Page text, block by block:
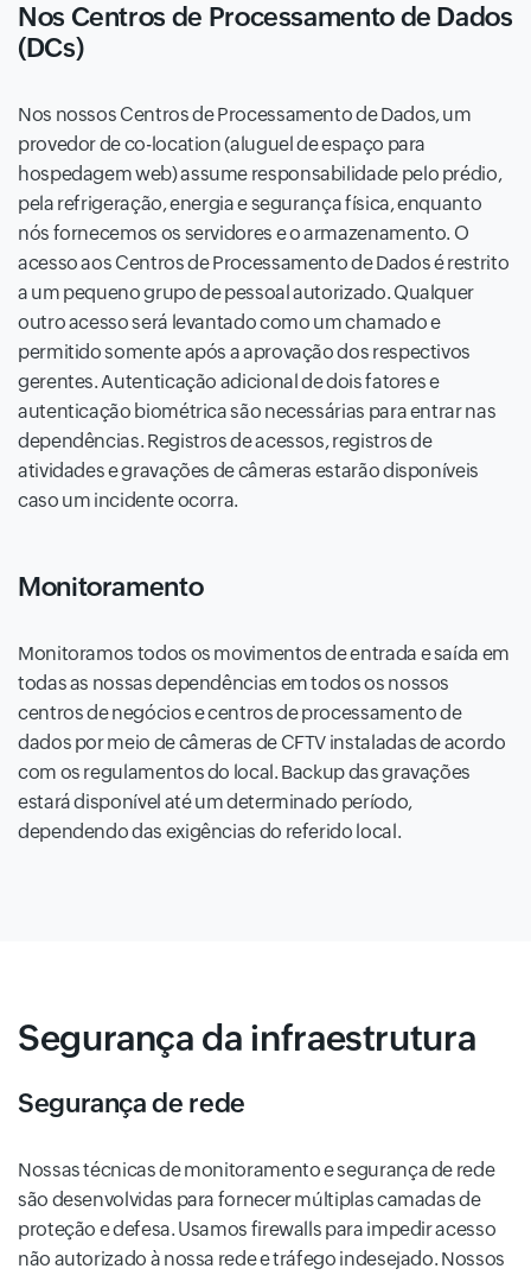
Nos Centros de Processamento de Dados
(DCs)
Nos nossos Centros de Processamento de Dados, um
provedor de co-location (aluguel de espaço para
hospedagem web) assume responsabilidade pelo prédio,
pela refrigeração, energia e segurança física, enquanto
nós fornecemos os servidores e o armazenamento. O
acesso aos Centros de Processamento de Dados é restrito
a um pequeno grupo de pessoal autorizado. Qualquer
outro acesso será levantado como um chamado e
permitido somente após a aprovação dos respectivos
gerentes. Autenticação adicional de dois fatores e
autenticação biométrica são necessárias para entrar nas
dependências. Registros de acessos, registros de
atividades e gravações de câmeras estarão disponíveis
caso um incidente ocorra.
Monitoramento
Monitoramos todos os movimentos de entrada e saída em
todas as nossas dependências em todos os nossos
centros de negócios e centros de processamento de
dados por meio de câmeras de CFTV instaladas de acordo
com os regulamentos do local. Backup das gravações
estará disponível até um determinado período,
dependendo das exigências do referido local.
Segurança da infraestrutura
Segurança de rede
Nossas técnicas de monitoramento e segurança de rede
são desenvolvidas para fornecer múltiplas camadas de
proteção e defesa. Usamos firewalls para impedir acesso
não autorizado à nossa rede e tráfego indesejado. Nossos